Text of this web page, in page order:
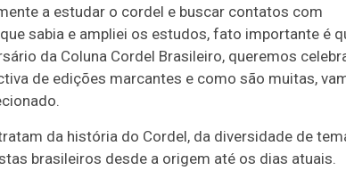
a estudar o cordel e buscar contatos com
sabia e ampliei os estudos, fato importante é
da Coluna Cordel Brasileiro, queremos
de edições marcantes e como são muitas,
da história do Cordel, da diversidade de
brasileiros desde a origem até os dias atuais.